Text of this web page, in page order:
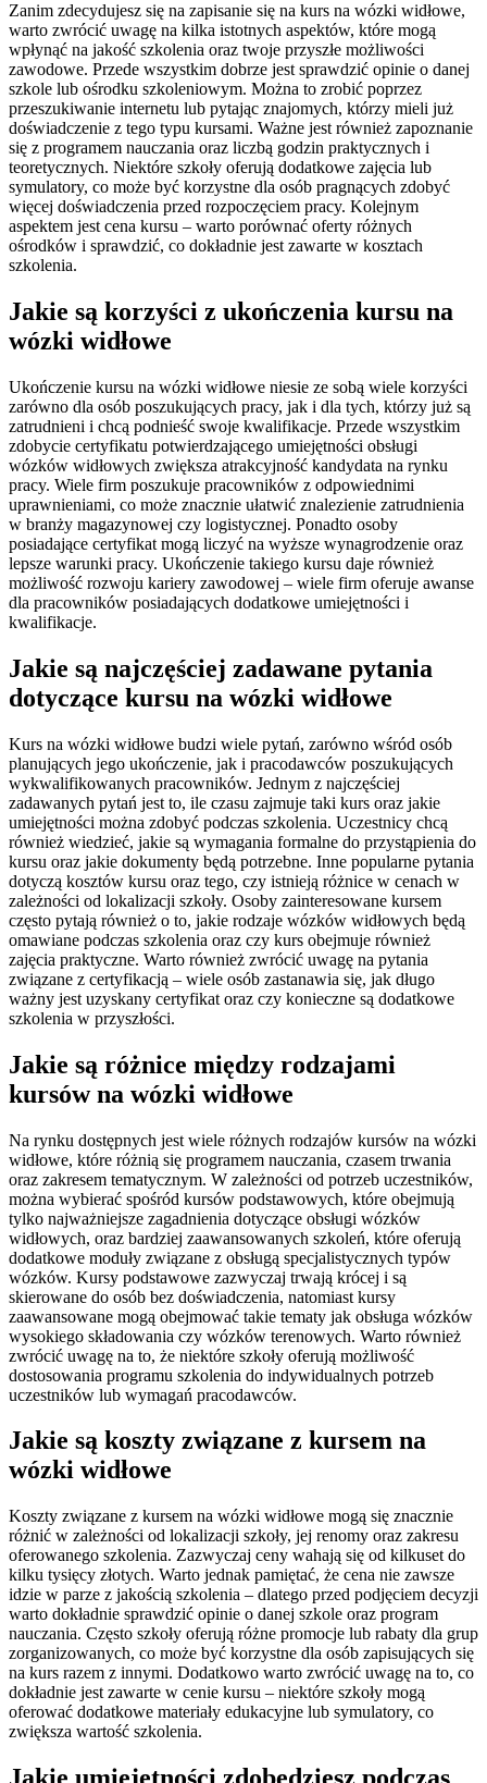
Zanim zdecydujesz się na zapisanie się na kurs na wózki widłowe,
warto zwrócić uwagę na kilka istotnych aspektów, które mogą
wpłynąć na jakość szkolenia oraz twoje przyszłe możliwości
zawodowe. Przede wszystkim dobrze jest sprawdzić opinie o danej
szkole lub ośrodku szkoleniowym. Można to zrobić poprzez
przeszukiwanie internetu lub pytając znajomych, którzy mieli już
doświadczenie z tego typu kursami. Ważne jest również zapoznanie
się z programem nauczania oraz liczbą godzin praktycznych i
teoretycznych. Niektóre szkoły oferują dodatkowe zajęcia lub
symulatory, co może być korzystne dla osób pragnących zdobyć
więcej doświadczenia przed rozpoczęciem pracy. Kolejnym
aspektem jest cena kursu – warto porównać oferty różnych
ośrodków i sprawdzić, co dokładnie jest zawarte w kosztach
szkolenia.
Jakie są korzyści z ukończenia kursu na
wózki widłowe
Ukończenie kursu na wózki widłowe niesie ze sobą wiele korzyści
zarówno dla osób poszukujących pracy, jak i dla tych, którzy już są
zatrudnieni i chcą podnieść swoje kwalifikacje. Przede wszystkim
zdobycie certyfikatu potwierdzającego umiejętności obsługi
wózków widłowych zwiększa atrakcyjność kandydata na rynku
pracy. Wiele firm poszukuje pracowników z odpowiednimi
uprawnieniami, co może znacznie ułatwić znalezienie zatrudnienia
w branży magazynowej czy logistycznej. Ponadto osoby
posiadające certyfikat mogą liczyć na wyższe wynagrodzenie oraz
lepsze warunki pracy. Ukończenie takiego kursu daje również
możliwość rozwoju kariery zawodowej – wiele firm oferuje awanse
dla pracowników posiadających dodatkowe umiejętności i
kwalifikacje.
Jakie są najczęściej zadawane pytania
dotyczące kursu na wózki widłowe
Kurs na wózki widłowe budzi wiele pytań, zarówno wśród osób
planujących jego ukończenie, jak i pracodawców poszukujących
wykwalifikowanych pracowników. Jednym z najczęściej
zadawanych pytań jest to, ile czasu zajmuje taki kurs oraz jakie
umiejętności można zdobyć podczas szkolenia. Uczestnicy chcą
również wiedzieć, jakie są wymagania formalne do przystąpienia do
kursu oraz jakie dokumenty będą potrzebne. Inne popularne pytania
dotyczą kosztów kursu oraz tego, czy istnieją różnice w cenach w
zależności od lokalizacji szkoły. Osoby zainteresowane kursem
często pytają również o to, jakie rodzaje wózków widłowych będą
omawiane podczas szkolenia oraz czy kurs obejmuje również
zajęcia praktyczne. Warto również zwrócić uwagę na pytania
związane z certyfikacją – wiele osób zastanawia się, jak długo
ważny jest uzyskany certyfikat oraz czy konieczne są dodatkowe
szkolenia w przyszłości.
Jakie są różnice między rodzajami
kursów na wózki widłowe
Na rynku dostępnych jest wiele różnych rodzajów kursów na wózki
widłowe, które różnią się programem nauczania, czasem trwania
oraz zakresem tematycznym. W zależności od potrzeb uczestników,
można wybierać spośród kursów podstawowych, które obejmują
tylko najważniejsze zagadnienia dotyczące obsługi wózków
widłowych, oraz bardziej zaawansowanych szkoleń, które oferują
dodatkowe moduły związane z obsługą specjalistycznych typów
wózków. Kursy podstawowe zazwyczaj trwają krócej i są
skierowane do osób bez doświadczenia, natomiast kursy
zaawansowane mogą obejmować takie tematy jak obsługa wózków
wysokiego składowania czy wózków terenowych. Warto również
zwrócić uwagę na to, że niektóre szkoły oferują możliwość
dostosowania programu szkolenia do indywidualnych potrzeb
uczestników lub wymagań pracodawców.
Jakie są koszty związane z kursem na
wózki widłowe
Koszty związane z kursem na wózki widłowe mogą się znacznie
różnić w zależności od lokalizacji szkoły, jej renomy oraz zakresu
oferowanego szkolenia. Zazwyczaj ceny wahają się od kilkuset do
kilku tysięcy złotych. Warto jednak pamiętać, że cena nie zawsze
idzie w parze z jakością szkolenia – dlatego przed podjęciem decyzji
warto dokładnie sprawdzić opinie o danej szkole oraz program
nauczania. Często szkoły oferują różne promocje lub rabaty dla grup
zorganizowanych, co może być korzystne dla osób zapisujących się
na kurs razem z innymi. Dodatkowo warto zwrócić uwagę na to, co
dokładnie jest zawarte w cenie kursu – niektóre szkoły mogą
oferować dodatkowe materiały edukacyjne lub symulatory, co
zwiększa wartość szkolenia.